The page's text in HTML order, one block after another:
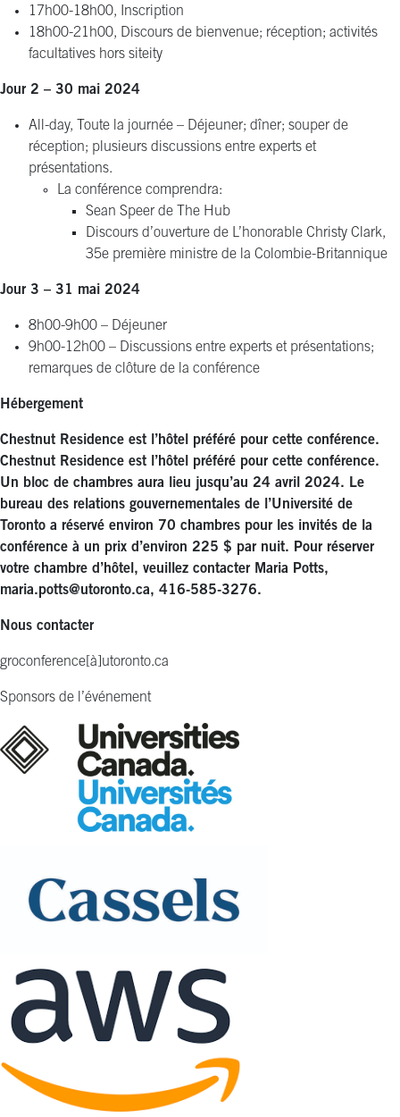
17h00-18h00, Inscription
18h00-21h00, Discours de bienvenue; réception; activités
facultatives hors siteity
Jour 2 – 30 mai 2024
All-day, Toute la journée – Déjeuner; dîner; souper de
réception; plusieurs discussions entre experts et
présentations.
La conférence comprendra:
Sean Speer de The Hub
Discours d’ouverture de L’honorable Christy Clark,
35e première ministre de la Colombie-Britannique
Jour 3 – 31 mai 2024
8h00-9h00 – Déjeuner
9h00-12h00 – Discussions entre experts et présentations;
remarques de clôture de la conférence
Hébergement
Chestnut Residence est l’hôtel préféré pour cette conférence.
Chestnut Residence est l’hôtel préféré pour cette conférence.
Un bloc de chambres aura lieu jusqu’au 24 avril 2024. Le
bureau des relations gouvernementales de l’Université de
Toronto a réservé environ 70 chambres pour les invités de la
conférence à un prix d’environ 225 $ par nuit. Pour réserver
votre chambre d’hôtel, veuillez contacter Maria Potts,
maria.potts@utoronto.ca, 416-585-3276.
Nous contacter
groconference[à]utoronto.ca
Sponsors de l’événement